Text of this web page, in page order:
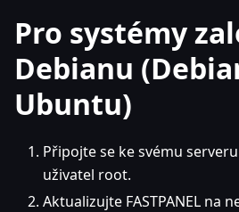
Pro systémy
Debianu
Ubuntu)
Připojte se ke svému
uživatel root.
Aktualizujte FASTPANEL na